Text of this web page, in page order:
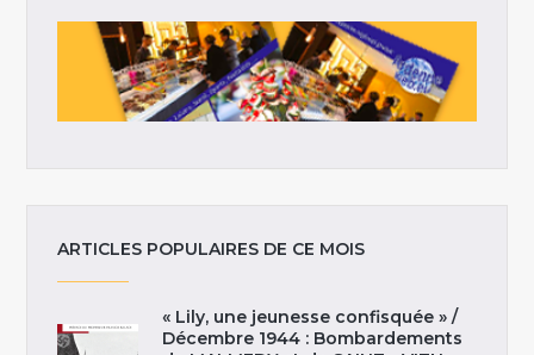
ARTICLES POPULAIRES DE CE MOIS
« Lily, une jeunesse confisquée » /
Décembre 1944 : Bombardements